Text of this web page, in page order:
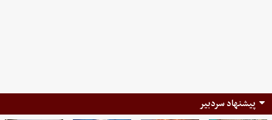
پیشنهاد سردبیر